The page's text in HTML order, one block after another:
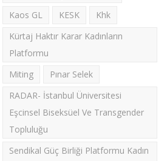
Kaos GL
KESK
Khk
Kürtaj Haktır Karar Kadınların
Platformu
Miting
Pınar Selek
RADAR- İstanbul Üniversitesi
Eşcinsel Biseksüel Ve Transgender
Topluluğu
Sendikal Güç Birliği Platformu Kadın